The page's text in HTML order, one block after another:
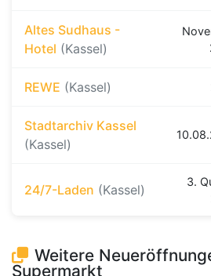
Altes Sudhaus -
Hotel (Kassel)
REWE (Kassel)
Stadtarchiv Kassel
(Kassel)
24/7-Laden (Kassel)
3.
Weitere
Supermarkt